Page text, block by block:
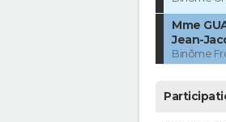
Mme
Jean-
Binôme